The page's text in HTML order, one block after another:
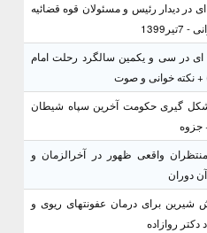
ای در دیدار رئیس و مسئولان قوه قضائیه
ای در سی و یکمین سالگرد رحلت امام
+ نکته خوانی و صوت
گیری حکومت آخرین سپاه شیطان
جزوه
واقعی ظهور در آخرالزمان و
دوران
برای درمان عفونتهای ریوی و
دکتر روازاده